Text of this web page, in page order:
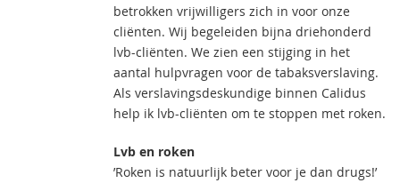
betrokken vrijwilligers zich in voor onze
cliënten. Wij begeleiden bijna driehonderd
lvb-cliënten. We zien een stijging in het
aantal hulpvragen voor de tabaksverslaving.
Als verslavingsdeskundige binnen Calidus
help ik lvb-cliënten om te stoppen met roken.
Lvb en roken
’Roken is natuurlijk beter voor je dan drugs!’